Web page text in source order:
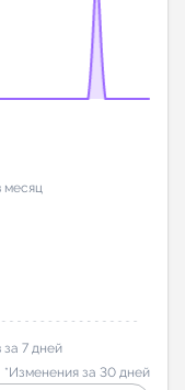
месяц
за 7 дней
*Изменения за 30 дней